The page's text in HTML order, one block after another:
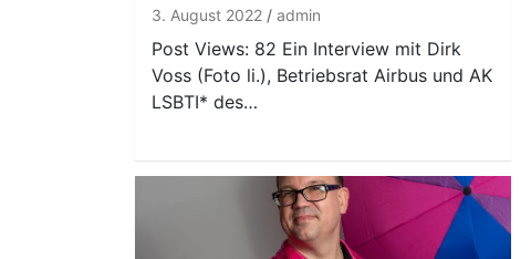
zu
regeln.
3. August 2022 admin
Post Views: 82 Ein Interview mit Dirk
Voss (Foto li.), Betriebsrat Airbus und AK
LSBTI* des…